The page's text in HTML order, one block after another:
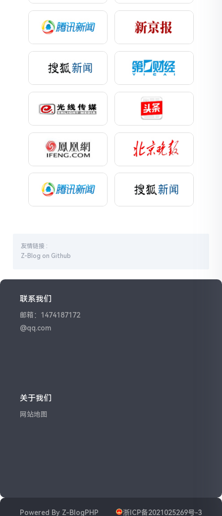
友情链接 :
Z-Blog on Github
联系我们
邮箱：1474187172
@qq.com
关于我们
网站地图
浙ICP备2021025269号-3
Powered By Z-BlogPHP